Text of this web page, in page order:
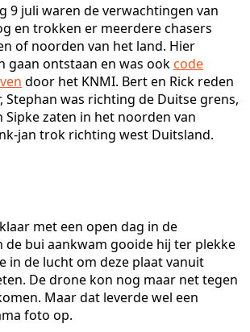
9 juli waren de verwachtingen van
en trokken er meerdere chasers
of noorden van het land. Hier
gaan ontstaan en was ook code
door het KNMI. Bert en Rick reden
Stephan was richting de Duitse grens,
Sipke zaten in het noorden van
jan trok richting west Duitsland.
met een open dag in de
de bui aankwam gooide hij ter plekke
in de lucht om deze plaat vanuit
De drone kon nog maar net tegen
Maar dat leverde wel een
foto op.